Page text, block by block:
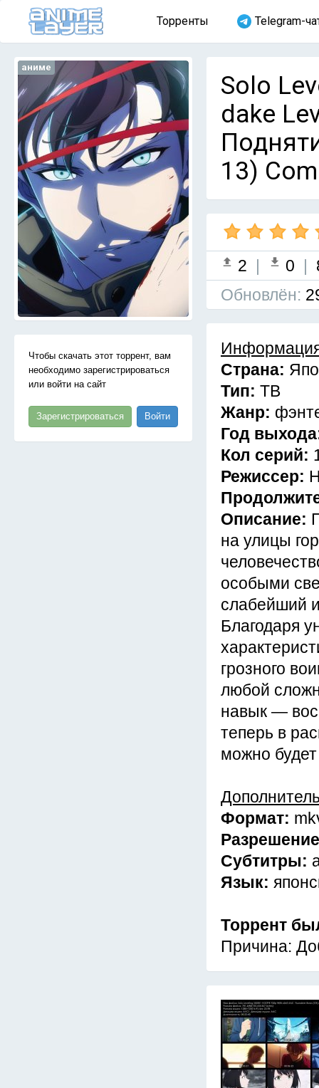
Торренты Telegram-
аниме
Чтобы скачать этот торрент, вам
необходимо зарегистрироваться
или войти на сайт
Зарегистрироваться Войти
Solo
dake
13)
2 | 0 |
Обновлён:
Страна:
Тип: ТВ
Жанр:
Год
Кол серий:
Режиссер:
Описание:
на улицы
особыми
слабейший
Благодаря
грозного
любой
навык —
теперь в
можно
Формат:
Субтитры:
Язык:
Торрент
Причина: